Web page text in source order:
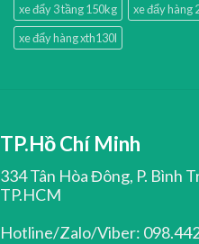
xe đẩy 3 tầng 150kg
xe đẩy hàng
xe đẩy hàng xth130l
TP.Hồ Chí Minh
334 Tân Hòa Đông, P. Bình
TP.HCM
Hotline/Zalo/Viber: